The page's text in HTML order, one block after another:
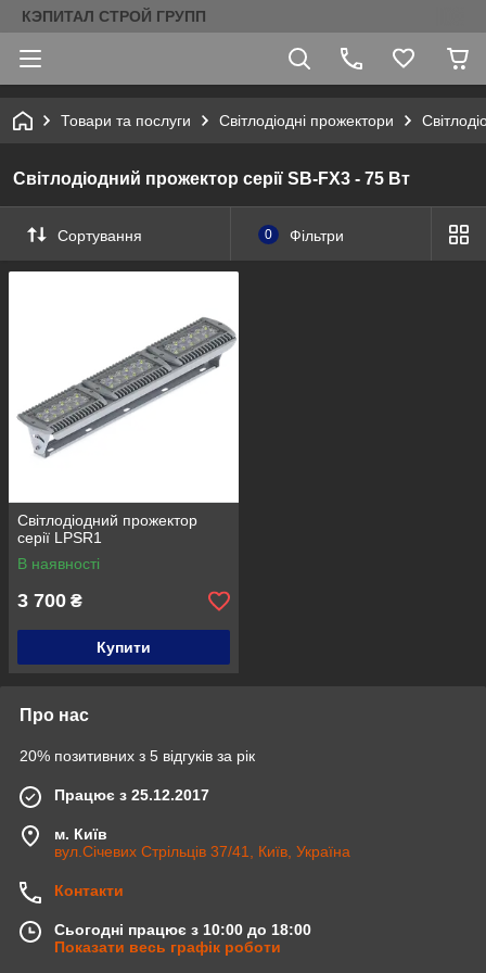
КЭПИТАЛ СТРОЙ ГРУПП
Товари та послуги Світлодіодні прожектори
Світлодіодний прожектор серії SB-FX3 - 75 Вт
Сортування 0 Фільтри
Світлодіодний прожектор
серії LPSR1
В наявності
3 700 ₴
Купити
Про нас
20% позитивних з 5 відгуків за рік
Працює з 25.12.2017
м. Київ
вул.Січевих Стрільців 37/41, Київ, Україна
Контакти
Сьогодні працює з 10:00 до 18:00
Показати весь графік роботи